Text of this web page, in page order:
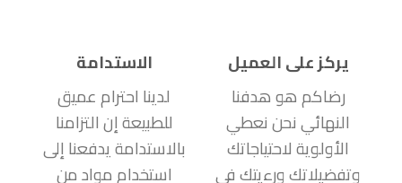
يركز على العميل
رضاكم هو هدفنا
النهائي نحن نعطي
الأولوية لاحتياجاتك
وتفضيلاتك ورءيتك في
الاستدامة
لدينا احترام عميق
للطبيعة إن التزامنا
بالاستدامة يدفعنا إلى
استخدام مواد من